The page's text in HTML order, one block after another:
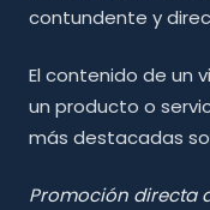
contundente y
El contenido de un
un producto o
más destacadas
Promoción directa